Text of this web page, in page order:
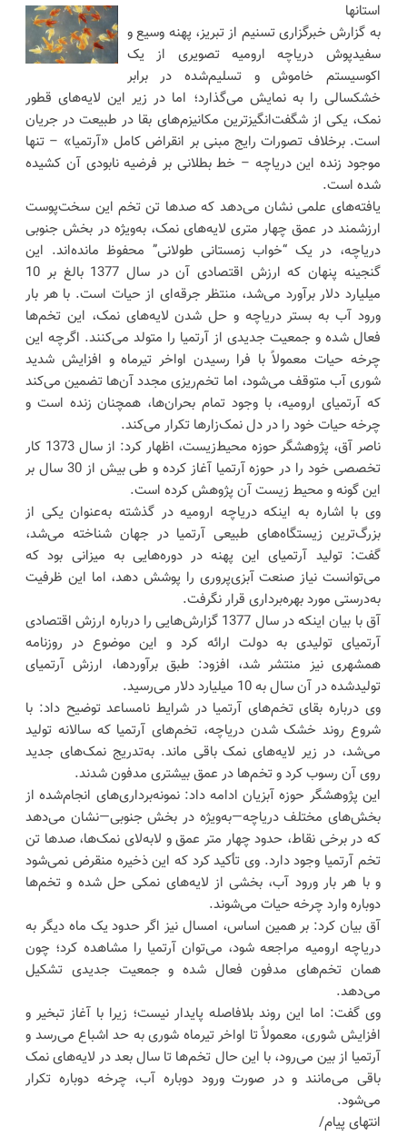
استانها
به گزارش خبرگزاری تسنیم از تبریز، پهنه وسیع و
سفیدپوش دریاچه ارومیه تصویری از یک
اکوسیستم خاموش و تسلیم‌شده در برابر
خشکسالی را به نمایش می‌گذارد؛ اما در زیر این لایه‌های قطور
نمک، یکی از شگفت‌انگیزترین مکانیزم‌های بقا در طبیعت در جریان
است. برخلاف تصورات رایج مبنی بر انقراض کامل «آرتمیا» – تنها
موجود زنده این دریاچه – خط بطلانی بر فرضیه نابودی آن کشیده
شده است.
یافته‌های علمی نشان می‌دهد که صدها تن تخم این سخت‌پوست
ارزشمند در عمق چهار متری لایه‌های نمک، به‌ویژه در بخش جنوبی
دریاچه، در یک “خواب زمستانی طولانی” محفوظ مانده‌اند. این
گنجینه پنهان که ارزش اقتصادی آن در سال 1377 بالغ بر 10
میلیارد دلار برآورد می‌شد، منتظر جرقه‌ای از حیات است. با هر بار
ورود آب به بستر دریاچه و حل شدن لایه‌های نمک، این تخم‌ها
فعال شده و جمعیت جدیدی از آرتمیا را متولد می‌کنند. اگرچه این
چرخه حیات معمولاً با فرا رسیدن اواخر تیرماه و افزایش شدید
شوری آب متوقف می‌شود، اما تخم‌ریزی مجدد آن‌ها تضمین می‌کند
که آرتمیای ارومیه، با وجود تمام بحران‌ها، همچنان زنده است و
چرخه حیات خود را در دل نمک‌زارها تکرار می‌کند.
ناصر آق، پژوهشگر حوزه محیط‌زیست، اظهار کرد: از سال 1373 کار
تخصصی خود را در حوزه آرتمیا آغاز کرده و طی بیش از 30 سال بر
این گونه و محیط زیست آن پژوهش کرده است.
وی با اشاره به اینکه دریاچه ارومیه در گذشته به‌عنوان یکی از
بزرگ‌ترین زیستگاه‌های طبیعی آرتمیا در جهان شناخته می‌شد،
گفت: تولید آرتمیای این پهنه در دوره‌هایی به میزانی بود که
می‌توانست نیاز صنعت آبزی‌پروری را پوشش دهد، اما این ظرفیت
به‌درستی مورد بهره‌برداری قرار نگرفت.
آق با بیان اینکه در سال 1377 گزارش‌هایی را درباره ارزش اقتصادی
آرتمیای تولیدی به دولت ارائه کرد و این موضوع در روزنامه
همشهری نیز منتشر شد، افزود: طبق برآوردها، ارزش آرتمیای
تولیدشده در آن سال به 10 میلیارد دلار می‌رسید.
وی درباره بقای تخم‌های آرتمیا در شرایط نامساعد توضیح داد: با
شروع روند خشک شدن دریاچه، تخم‌های آرتمیا که سالانه تولید
می‌شد، در زیر لایه‌های نمک باقی ماند. به‌تدریج نمک‌های جدید
روی آن رسوب کرد و تخم‌ها در عمق بیشتری مدفون شدند.
این پژوهشگر حوزه آبزیان ادامه داد: نمونه‌برداری‌های انجام‌شده از
بخش‌های مختلف دریاچه—به‌ویژه در بخش جنوبی—نشان می‌دهد
که در برخی نقاط، حدود چهار متر عمق و لابه‌لای نمک‌ها، صدها تن
تخم آرتمیا وجود دارد. وی تأکید کرد که این ذخیره منقرض نمی‌شود
و با هر بار ورود آب، بخشی از لایه‌های نمکی حل شده و تخم‌ها
دوباره وارد چرخه حیات می‌شوند.
آق بیان کرد: بر همین اساس، امسال نیز اگر حدود یک ماه دیگر به
دریاچه ارومیه مراجعه شود، می‌توان آرتمیا را مشاهده کرد؛ چون
همان تخم‌های مدفون فعال شده و جمعیت جدیدی تشکیل
می‌دهد.
وی گفت: اما این روند بلافاصله پایدار نیست؛ زیرا با آغاز تبخیر و
افزایش شوری، معمولاً تا اواخر تیرماه شوری به حد اشباع می‌رسد و
آرتمیا از بین می‌رود، با این حال تخم‌ها تا سال بعد در لایه‌های نمک
باقی می‌مانند و در صورت ورود دوباره آب، چرخه دوباره تکرار
می‌شود.
انتهای پیام/